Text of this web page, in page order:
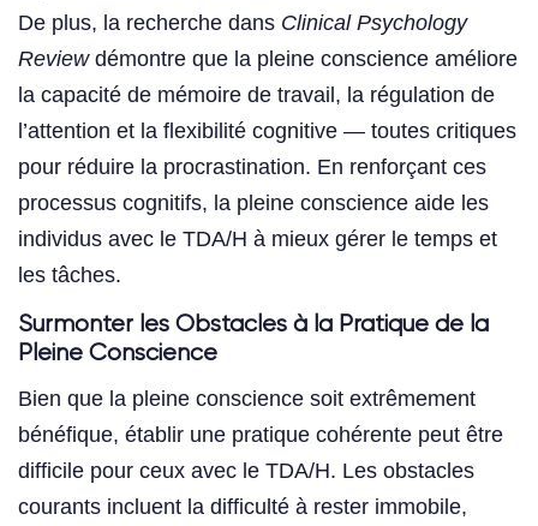
De plus, la recherche dans Clinical Psychology
Reviewdémontre que la pleine conscience améliore
la capacité de mémoire de travail, la régulation de
l’attention et la flexibilité cognitive — toutes critiques
pour réduire la procrastination. En renforçant ces
processus cognitifs, la pleine conscience aide les
individus avec le TDA/H à mieux gérer le temps et
les tâches.
Surmonter les Obstacles à la Pratique de la
Pleine Conscience
Bien que la pleine conscience soit extrêmement
bénéfique, établir une pratique cohérente peut être
difficile pour ceux avec le TDA/H. Les obstacles
courants incluent la difficulté à rester immobile,